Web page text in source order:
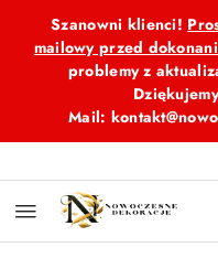
Przejdź do treści
Przejdź do
Przejdź do moje
Przejdź do menu
Przejdź do opisu
Przejdź do stopki
Szanowni klienci!
mailowy przed
problemy z
Mail: